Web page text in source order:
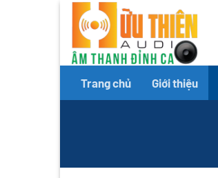
Chuyển
dung
Trang chủ Giới thiệu